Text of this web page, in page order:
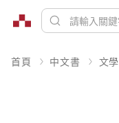
首頁 中文書 文學